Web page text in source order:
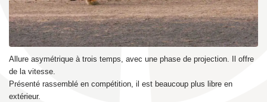
Allure asymétrique à trois temps, avec une phase de projection. Il offre
de la vitesse.
Présenté rassemblé en compétition, il est beaucoup plus libre en
extérieur.